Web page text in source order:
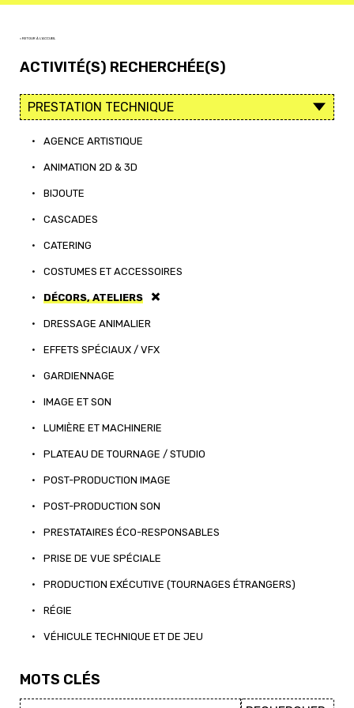
< RETOUR À L'ACCUEIL
ACTIVITÉ(S) RECHERCHÉE(S)
• AGENCE ARTISTIQUE
• ANIMATION 2D & 3D
• BIJOUTE
• CASCADES
• CATERING
• COSTUMES ET ACCESSOIRES
• DÉCORS, ATELIERS
• DRESSAGE ANIMALIER
• EFFETS SPÉCIAUX / VFX
• GARDIENNAGE
• IMAGE ET SON
• LUMIÈRE ET MACHINERIE
• PLATEAU DE TOURNAGE / STUDIO
• POST-PRODUCTION IMAGE
• POST-PRODUCTION SON
• PRESTATAIRES ÉCO-RESPONSABLES
• PRISE DE VUE SPÉCIALE
• PRODUCTION EXÉCUTIVE (TOURNAGES ÉTRANGERS)
• RÉGIE
• VÉHICULE TECHNIQUE ET DE JEU
MOTS CLÉS